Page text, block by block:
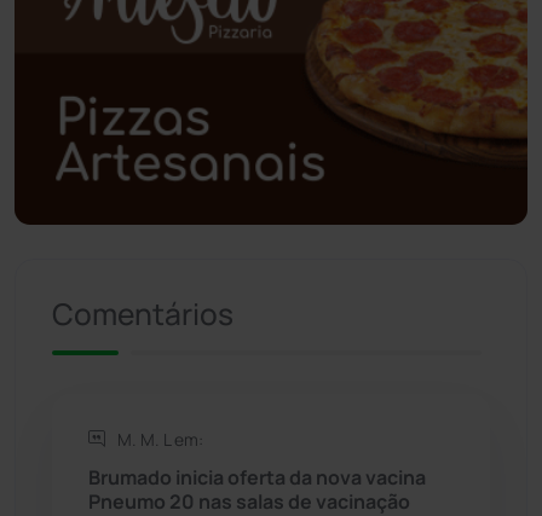
Poções (182)
(57)
Polícia Militar (27)
Rio do Antônio
Comentários
M. M. L em:
Brumado inicia oferta da nova vacina
Pneumo 20 nas salas de vacinação